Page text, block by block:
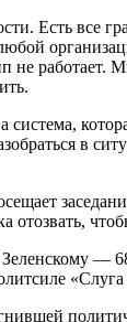
Есть
не
в
—